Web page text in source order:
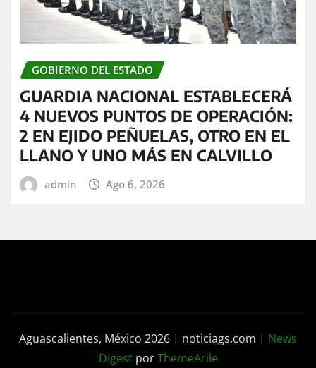
GOBIERNO DEL ESTADO
GUARDIA NACIONAL ESTABLECERÁ
4 NUEVOS PUNTOS DE OPERACIÓN:
2 EN EJIDO PEÑUELAS, OTRO EN EL
LLANO Y UNO MÁS EN CALVILLO
admin Ago 6, 2026
Aguascalientes, México 2026 | noticiags.com | News
DigestporThemeArile